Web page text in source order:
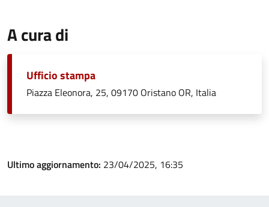
A cura di
Ufficio stampa
Piazza Eleonora, 25, 09170 Oristano OR, Italia
Ultimo aggiornamento: 23/04/2025, 16:35